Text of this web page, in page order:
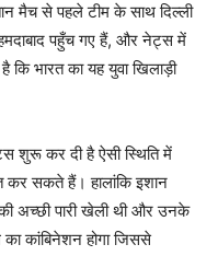
मैच से पहले टीम के साथ दिल्ली
पहुँच गए हैं, और नेट्स में
भारत का यह युवा खिलाड़ी
शुरू कर दी है ऐसी स्थिति में
कर सकते हैं। हालांकि इशान
अच्छी पारी खेली थी और उनके
कांबिनेशन होगा जिससे